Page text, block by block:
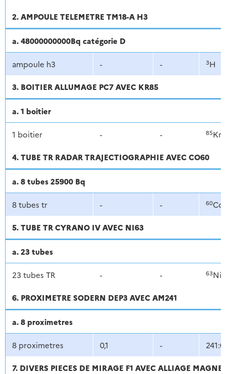
2. AMPOULE TELEMETRE TM18-A H3
a. 48000000000Bq catégorie D
ampoule h3 - - 3H
3. BOITIER ALLUMAGE PC7 AVEC KR85
a. 1 boitier
1 boitier - - 85Kr
4. TUBE TR RADAR TRAJECTIOGRAPHIE AVEC CO60
a. 8 tubes 25900 Bq
8 tubes tr - - 60Co
5. TUBE TR CYRANO IV AVEC NI63
a. 23 tubes
23 tubes TR - - 63Ni
6. PROXIMETRE SODERN DEP3 AVEC AM241
a. 8 proximetres
8 proximetres 0,1 -
7. DIVERS PIECES DE MIRAGE F1 AVEC ALLIAGE